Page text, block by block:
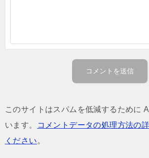
このサイトはスパムを低減するために
います。
コメントデータの処理方法の
ください 。